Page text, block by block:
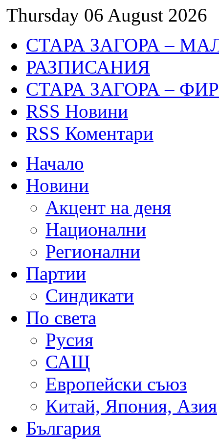
Thursday 06 August 2026
СТАРА ЗАГОРА –
РАЗПИСАНИЯ
СТАРА ЗАГОРА –
RSS Новини
RSS Коментари
Начало
Новини
Акцент на деня
Национални
Регионални
Партии
Синдикати
По света
Русия
САЩ
Европейски съюз
Китай, Япония, Азия
България